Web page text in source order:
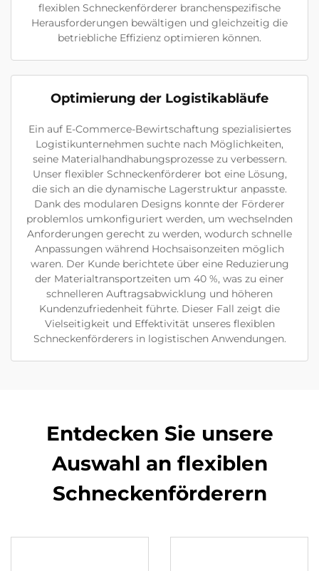
flexiblen Schneckenförderer branchenspezifische
Herausforderungen bewältigen und gleichzeitig die
betriebliche Effizienz optimieren können.
Optimierung der Logistikabläufe
Ein auf E-Commerce-Bewirtschaftung spezialisiertes
Logistikunternehmen suchte nach Möglichkeiten,
seine Materialhandhabungsprozesse zu verbessern.
Unser flexibler Schneckenförderer bot eine Lösung,
die sich an die dynamische Lagerstruktur anpasste.
Dank des modularen Designs konnte der Förderer
problemlos umkonfiguriert werden, um wechselnden
Anforderungen gerecht zu werden, wodurch schnelle
Anpassungen während Hochsaisonzeiten möglich
waren. Der Kunde berichtete über eine Reduzierung
der Materialtransportzeiten um 40 %, was zu einer
schnelleren Auftragsabwicklung und höheren
Kundenzufriedenheit führte. Dieser Fall zeigt die
Vielseitigkeit und Effektivität unseres flexiblen
Schneckenförderers in logistischen Anwendungen.
Entdecken Sie unsere
Auswahl an flexiblen
Schneckenförderern